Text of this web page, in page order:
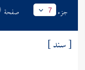
جزء 7 صفحة
[ سند ]